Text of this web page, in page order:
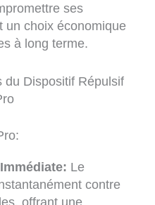
ses
un choix économique
à long terme.
du Dispositif Répulsif
Le
contre
offrant une